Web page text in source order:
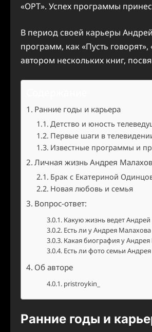
«ОРТ». Успех программы
В период своей карьеры
программ, как «Пусть
автором нескольких книг,
Ранние годы и карьера
Детство и юность
Первые шаги в
Известные программы и
Личная жизнь Андрея
Брак с Екатериной
Новая любовь и семья
Вопрос-ответ:
Какую жизнь ведет
Есть ли у Андрея
Какая биография у
Есть ли фото семьи
Об авторе
pristroykin_
Ранние годы и